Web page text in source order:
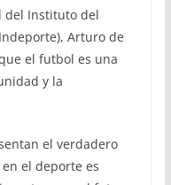
del Instituto del
Arturo de
el futbol es una
y la
el verdadero
el deporte es